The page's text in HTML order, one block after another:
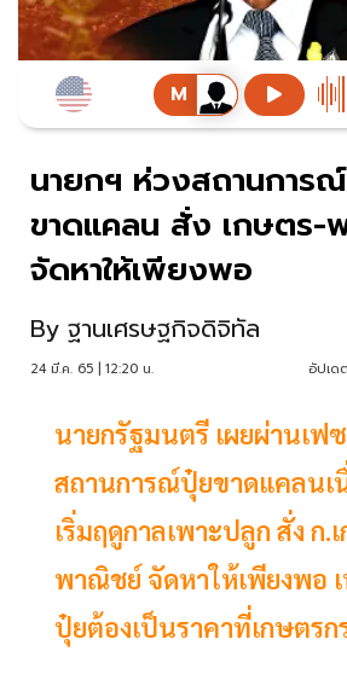
นายกฯ ห่วงสถานการ
ขาดแคลน สั่ง เกษตร
จัดหาให้เพียงพอ
By ฐานเศรษฐกิจดิจิทัล
24 มี.ค. 65 | 12:20 น. อัปเด
นายกรัฐมนตรี เผยผ่านเฟ
สถานการณ์ปุ๋ยขาดแคลนเ
เริ่มฤดูกาลเพาะปลูก สั่ง ก.
พาณิชย์ จัดหาให้เพียงพอ
ปุ๋ยต้องเป็นราคาที่เกษตรก